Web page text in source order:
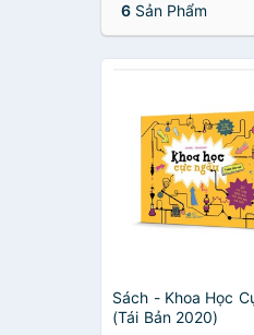
6 Sản Phẩm
Sách - Khoa Học
(Tái Bản 2020)